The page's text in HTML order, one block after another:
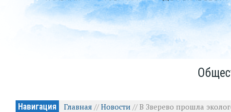
Навигация Главная //Новости //В Зверево прошла